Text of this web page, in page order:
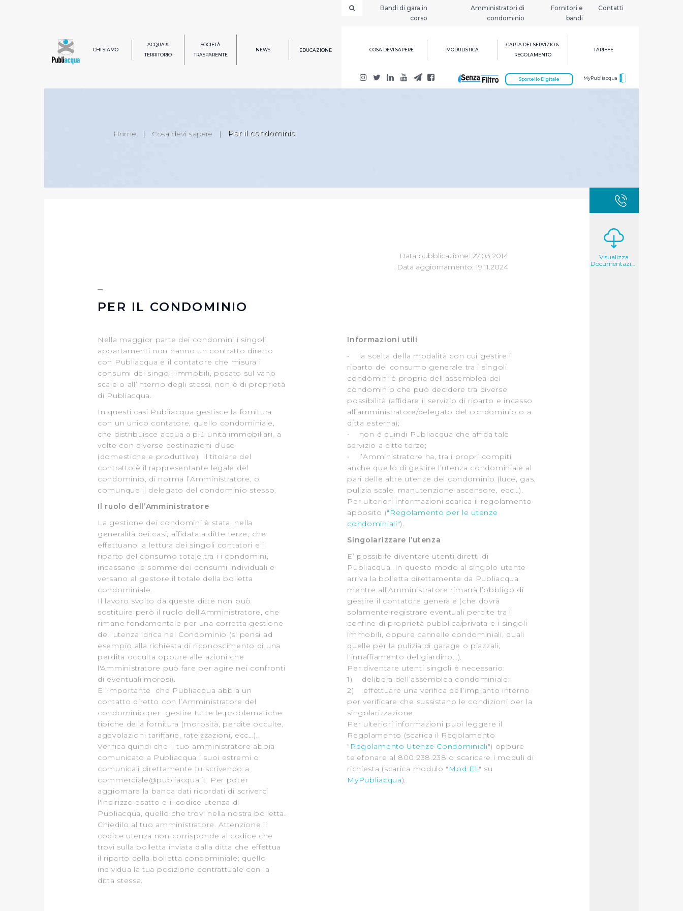
Bandi di gara in
corso
Amministratori di
condominio
Fornitori e
bandi
Contatti
CHI SIAMO
ACQUA &
TERRITORIO
SOCIETÀ
TRASPARENTE
NEWS EDUCAZIONE COSA DEVI SAPERE MODULISTICA
CARTA DEL SERVIZIO &
REGOLAMENTO
TARIFFE
MyPubliacqua
Sportello Digitale
Home | Cosa devi sapere | Per il condominio
Data pubblicazione: 27.03.2014
Data aggiornamento: 19.11.2024
PER IL CONDOMINIO
Nella maggior parte dei condomini i singoli
appartamenti non hanno un contratto diretto
con Publiacqua e il contatore che misura i
consumi dei singoli immobili, posato sul vano
scale o all’interno degli stessi, non è di proprietà
di Publiacqua.
In questi casi Publiacqua gestisce la fornitura
con un unico contatore, quello condominiale,
che distribuisce acqua a più unità immobiliari, a
volte con diverse destinazioni d’uso
(domestiche e produttive). Il titolare del
contratto è il rappresentante legale del
condominio, di norma l’Amministratore, o
comunque il delegato del condominio stesso.
Il ruolo dell’Amministratore
La gestione dei condomini è stata, nella
generalità dei casi, affidata a ditte terze, che
effettuano la lettura dei singoli contatori e il
riparto del consumo totale tra i i condomini,
incassano le somme dei consumi individuali e
versano al gestore il totale della bolletta
condominiale.
Il lavoro svolto da queste ditte non può
sostituire però il ruolo dell'Amministratore, che
rimane fondamentale per una corretta gestione
dell'utenza idrica nel Condominio (si pensi ad
esempio alla richiesta di riconoscimento di una
perdita occulta oppure alle azioni che
l'Amministratore può fare per agire nei confronti
di eventuali morosi).
E’ importante che Publiacqua abbia un
contatto diretto con l’Amministratore del
condominio per gestire tutte le problematiche
tipiche della fornitura (morosità, perdite occulte,
agevolazioni tariffarie, rateizzazioni, ecc…).
Verifica quindi che il tuo amministratore abbia
comunicato a Publiacqua i suoi estremi o
comunicali direttamente tu scrivendo a
commerciale@publiacqua.it. Per poter
aggiornare la banca dati ricordati di scriverci
l'indirizzo esatto e il codice utenza di
Publiacqua, quello che trovi nella nostra bolletta.
Chiedilo al tuo amministratore. Attenzione il
codice utenza non corrisponde al codice che
trovi sulla bolletta inviata dalla ditta che effettua
il riparto della bolletta condominiale: quello
individua la tua posizione contrattuale con la
ditta stessa.
Informazioni utili
• la scelta della modalità con cui gestire il
riparto del consumo generale tra i singoli
condòmini è propria dell’assemblea del
condominio che può decidere tra diverse
possibilità (affidare il servizio di riparto e incasso
all’amministratore/delegato del condominio o a
ditta esterna);
• non è quindi Publiacqua che affida tale
servizio a ditte terze;
• l’Amministratore ha, tra i propri compiti,
anche quello di gestire l’utenza condominiale al
pari delle altre utenze del condominio (luce, gas,
pulizia scale, manutenzione ascensore, ecc…).
Per ulteriori informazioni scarica il regolamento
apposito ("Regolamento per le utenze
condominiali").
Singolarizzare l’utenza
E’ possibile diventare utenti diretti di
Publiacqua. In questo modo al singolo utente
arriva la bolletta direttamente da Publiacqua
mentre all’Amministratore rimarrà l’obbligo di
gestire il contatore generale (che dovrà
solamente registrare eventuali perdite tra il
confine di proprietà pubblica/privata e i singoli
immobili, oppure cannelle condominiali, quali
quelle per la pulizia di garage o piazzali,
l'innaffiamento del giardino…).
Per diventare utenti singoli è necessario:
1) delibera dell’assemblea condominiale;
2) effettuare una verifica dell’impianto interno
per verificare che sussistano le condizioni per la
singolarizzazione.
Per ulteriori informazioni puoi leggere il
Regolamento (scarica il Regolamento
" Regolamento Utenze Condominiali") oppure
telefonare al 800.238.238 o scaricare i moduli di
richiesta (scarica modulo " Mod E1." su
MyPubliacqua).
Visualizza
Documentazione